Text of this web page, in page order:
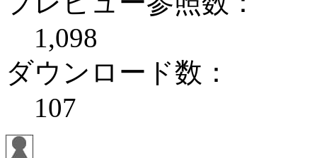
1,098
ダウンロード数：
107